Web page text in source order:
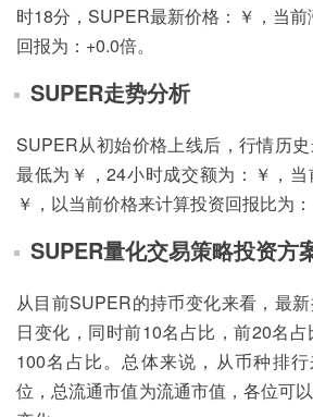
时18分，SUPER最新价格：￥，当
回报为：+0.0倍。
SUPER走势分析
SUPER从初始价格上线后，行情历
最低为￥，24小时成交额为：￥，当
￥，以当前价格来计算投资回报比为：
SUPER量化交易策略投资方
从目前SUPER的持币变化来看，最
日变化，同时前10名占比，前20名
100名占比。总体来说，从币种排
位，总流通市值为流通市值，各位可